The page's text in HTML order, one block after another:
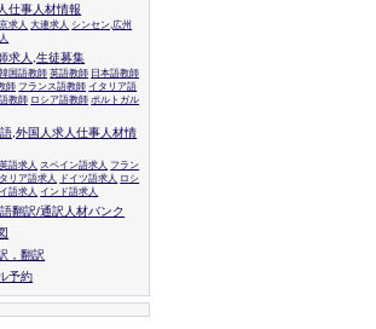
仕事人材情報
求人 大連求人 シンセン,広州
求人,生徒募集
韓国語教師 英語教師 日本語教師
師 フランス語教師 イタリア語
教師 ロシア語教師 ポルトガル
,外国人求人仕事人材情
英語求人 スペイン語求人 フラン
リア語求人 ドイツ語求人 ロシ
語求人 インド語求人
翻訳/通訳人材バンク
，翻訳
予約